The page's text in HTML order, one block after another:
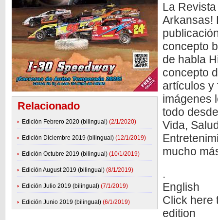
Relacionado
Edición Febrero 2020 (bilingual) (2/1/2020)
Edición Diciembre 2019 (bilingual) (12/1/2019)
Edición Octubre 2019 (bilingual) (10/1/2019)
Edición August 2019 (bilingual) (8/1/2019)
Edición Julio 2019 (bilingual) (7/1/2019)
Edición Junio 2019 (bilingual) (6/1/2019)
La
Arkansas!
concepto
de habla
concepto
artículos y
imágenes
todo
Vida,
mucho
.
English
Click here
edition